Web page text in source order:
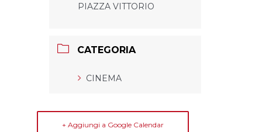
PIAZZA VITTORIO
CATEGORIA
CINEMA
+ Aggiungi a Google Calendar